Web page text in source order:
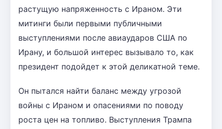
растущую напряженность с Ираном. Эти
митинги были первыми публичными
выступлениями после авиаударов США по
Ирану, и большой интерес вызывало то, как
президент подойдет к этой деликатной теме.
Он пытался найти баланс между угрозой
войны с Ираном и опасениями по поводу
роста цен на топливо. Выступления Трампа